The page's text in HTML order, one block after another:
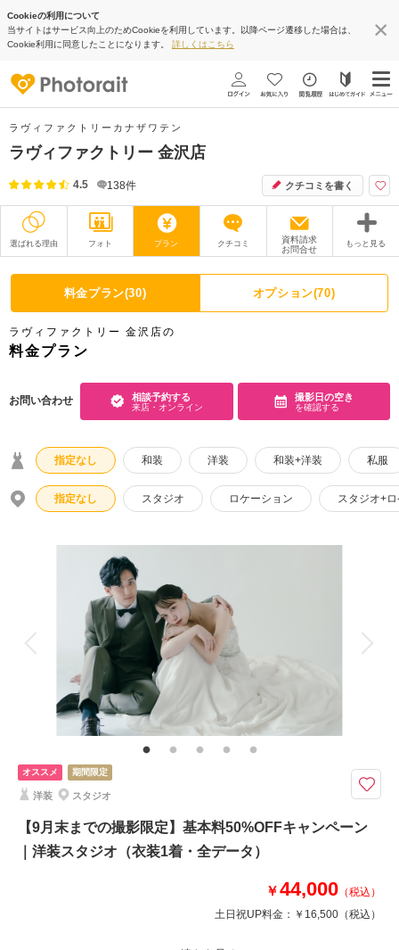
Cookieの利用について
当サイトはサービス向上のためCookieを利用しています。以降ページ遷移した場合は、
Cookie利用に同意したことになります。 詳しくはこちら
ラヴィファクトリーカナザワテン
ラヴィファクトリー 金沢店
4.5 138件 クチコミを書く
選ばれる理由 フォト プラン クチコミ
資料請求
お問合せ
もっと見る
撮影レポート フォトグラファー
衣装 ムービー
オプション
アクセス/TEL スタジオトップ
料金プラン(30) オプション(70)
ラヴィファクトリー 金沢店の
料金プラン
お問い合わせ 相談予約する
来店・オンライン
撮影日の空き
を確認する
指定なし 和装 洋装 和装+洋装 私服
指定なし スタジオ ロケーション スタジオ+
オススメ 期間限定
洋装 スタジオ
【9月末までの撮影限定】基本料50%OFFキャンペーン
｜洋装スタジオ（衣装1着・全データ）
￥44,000 （税込）
土日祝UP料金： ￥16,500 （税込）